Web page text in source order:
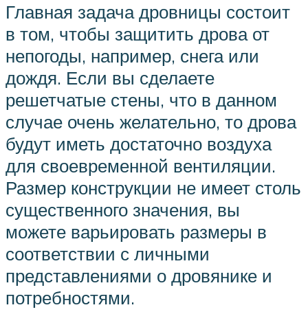
Главная задача дровницы состоит
в том, чтобы защитить дрова от
непогоды, например, снега или
дождя. Если вы сделаете
решетчатые стены, что в данном
случае очень желательно, то дрова
будут иметь достаточно воздуха
для своевременной вентиляции.
Размер конструкции не имеет столь
существенного значения, вы
можете варьировать размеры в
соответствии с личными
представлениями о дровянике и
потребностями.